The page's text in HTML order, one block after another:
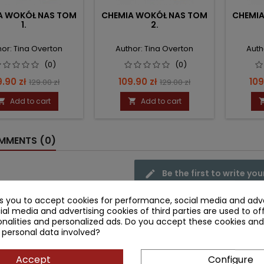
WOKÓŁ NAS TOM
1.
Tina Overton
(0)
zł Regular
price
129.00 zł
Add to cart
CHEMIA WOKÓŁ NAS TOM
2.
Author: Tina Overton
(0)
Price
109.90 zł Regular
price
129.00 zł
 Add to cart
(0)
Be the first to write
purchased together
you to accept cookies for performance, social media and
media and advertising cookies of third parties are used to
and personalized ads. Do you accept these cookies
data involved?
Accept Configure